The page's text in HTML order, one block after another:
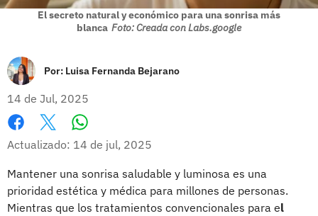
El secreto natural y económico para una sonrisa más
blanca Foto: Creada con Labs.google
Por: Luisa Fernanda Bejarano
14 de Jul, 2025
Facebook
X
Actualizado: 14 de jul, 2025
Mantener una sonrisa saludable y luminosa es una
prioridad estética y médica para millones de personas.
Mientras que los tratamientos convencionales para el